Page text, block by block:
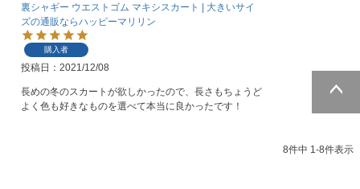
裏シャギー ウエストゴム マキシスカート | 大きいサイ
ズの通販ならハッピーマリリン
購入者
投稿日 2021/12/08
長めの冬のスカートが欲しかったので、長さもちょうど
8件中 1-8件表示
ページトッ